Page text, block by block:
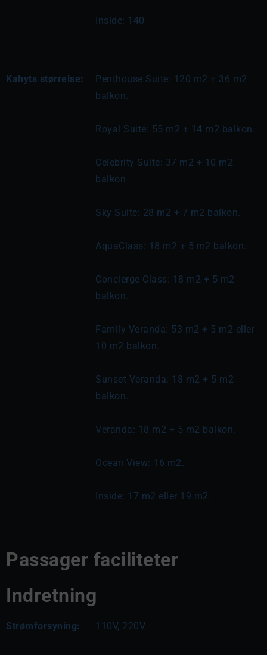
Inside: 140
Kahyts størrelse:
Penthouse Suite: 120 m2 + 36 m2
balkon.
Royal Suite: 55 m2 + 14 m2 balkon.
Celebrity Suite: 37 m2 + 10 m2
balkon
Sky Suite: 28 m2 + 7 m2 balkon.
AquaClass: 18 m2 + 5 m2 balkon.
Concierge Class: 18 m2 + 5 m2
balkon.
Family Veranda: 53 m2 + 5 m2 eller
10 m2 balkon.
Sunset Veranda: 18 m2 + 5 m2
balkon.
Veranda: 18 m2 + 5 m2 balkon.
Ocean View: 16 m2.
Inside: 17 m2 eller 19 m2.
Passager faciliteter
Indretning
Strømforsyning: 110V, 220V